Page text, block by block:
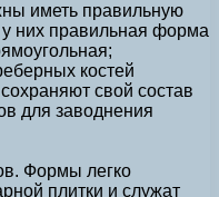
иметь правильную
них правильная форма
костей
свой состав
для заводнения
Формы легко
плитки и служат